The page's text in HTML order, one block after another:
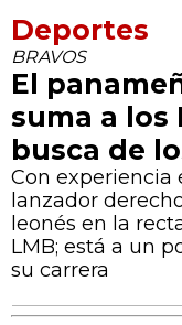
Deportes
BRAVOS
El
suma a los
busca de
Con experiencia
lanzador
leonés en la
LMB; está a un
su carrera